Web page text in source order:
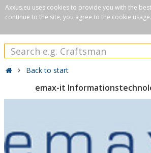
Axxus.eu uses cookies to provide you with the
continue to the site, you agree to the cookie usage.
Back to start
emax-it